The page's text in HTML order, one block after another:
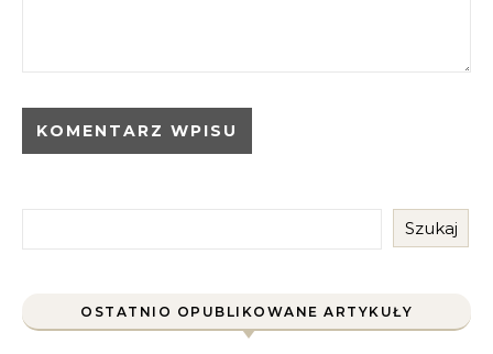
Szukaj
OSTATNIO OPUBLIKOWANE ARTYKUŁY